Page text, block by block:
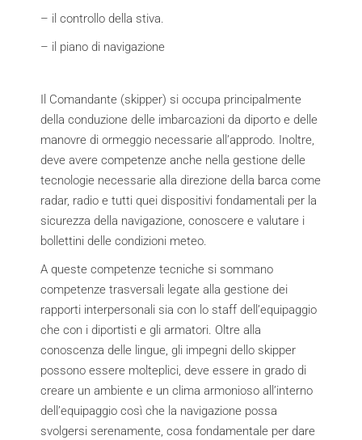
– il controllo della stiva.
– il piano di navigazione
Il Comandante (skipper) si occupa principalmente
della conduzione delle imbarcazioni da diporto e delle
manovre di ormeggio necessarie all’approdo. Inoltre,
deve avere competenze anche nella gestione delle
tecnologie necessarie alla direzione della barca come
radar, radio e tutti quei dispositivi fondamentali per la
sicurezza della navigazione, conoscere e valutare i
bollettini delle condizioni meteo.
A queste competenze tecniche si sommano
competenze trasversali legate alla gestione dei
rapporti interpersonali sia con lo staff dell’equipaggio
che con i diportisti e gli armatori. Oltre alla
conoscenza delle lingue, gli impegni dello skipper
possono essere molteplici, deve essere in grado di
creare un ambiente e un clima armonioso all’interno
dell’equipaggio così che la navigazione possa
svolgersi serenamente, cosa fondamentale per dare